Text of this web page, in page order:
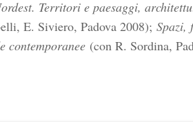
Territori e paesaggi,
E. Siviero, Padova 2008); Spazi,
contemporanee(con R. Sordina,